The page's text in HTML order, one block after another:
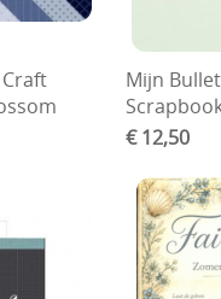
- kleuren
of chenille
Mijn
€ 12,50